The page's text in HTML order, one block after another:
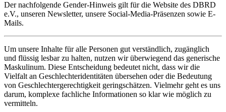
Der nachfolgende Gender-Hinweis gilt für die Website des DBRD
e.V., unseren Newsletter, unsere Social-Media-Präsenzen sowie E-
Mails.
Um unsere Inhalte für alle Personen gut verständlich, zugänglich
und flüssig lesbar zu halten, nutzen wir überwiegend das generische
Maskulinum. Diese Entscheidung bedeutet nicht, dass wir die
Vielfalt an Geschlechteridentitäten übersehen oder die Bedeutung
von Geschlechtergerechtigkeit geringschätzen. Vielmehr geht es uns
darum, komplexe fachliche Informationen so klar wie möglich zu
vermitteln.